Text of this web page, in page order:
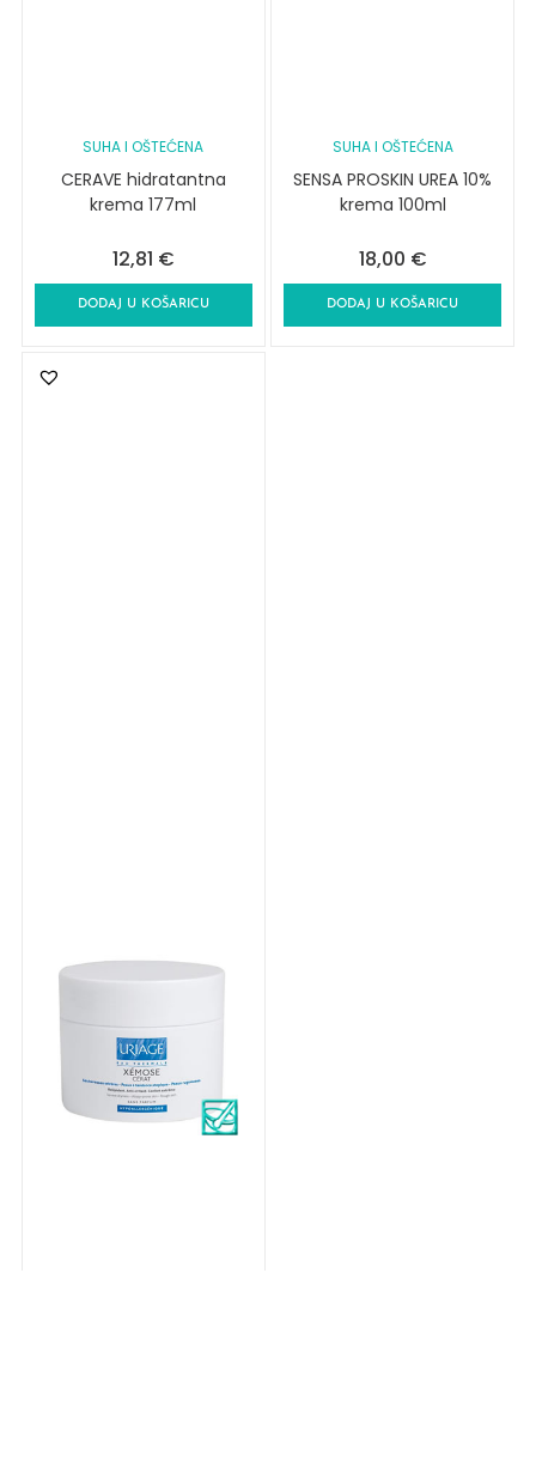
SUHA I OŠTEĆENA
CERAVE hidratantna
krema 177ml
12,81 €
DODAJ U KOŠARICU
SUHA I OŠTEĆENA
SENSA PROSKIN UREA 10%
krema 100ml
18,00 €
DODAJ U KOŠARICU